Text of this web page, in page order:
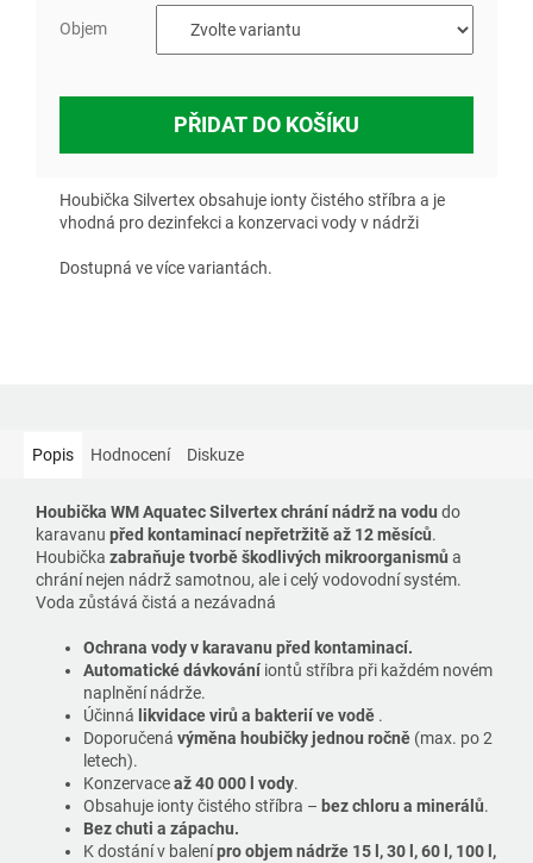
Objem
PŘIDAT DO KOŠÍKU
Houbička Silvertex obsahuje ionty čistého stříbra a je
vhodná pro dezinfekci a konzervaci vody v nádrži
Dostupná ve více variantách.
Popis Hodnocení Diskuze
Houbička WM Aquatec Silvertexchrání nádrž na vodu do
karavanu před kontaminací nepřetržitě až 12 měsíců.
Houbička zabraňuje tvorbě škodlivých mikroorganismů a
chrání nejen nádrž samotnou, ale i celý vodovodní systém.
Voda zůstává čistá a nezávadná
Ochrana vody v karavanu před kontaminací.
Automatické dávkování iontů stříbra při každém novém
naplnění nádrže.
Účinná likvidace virů a bakterií ve vodě .
Doporučená výměna houbičky jednou ročně (max. po 2
letech).
Konzervaceaž 40 000 l vody.
Obsahuje ionty čistého stříbra – bez chloru a minerálů.
Bez chuti a zápachu.
K dostání v balenípro objem nádrže 15 l, 30 l, 60 l, 100 l,